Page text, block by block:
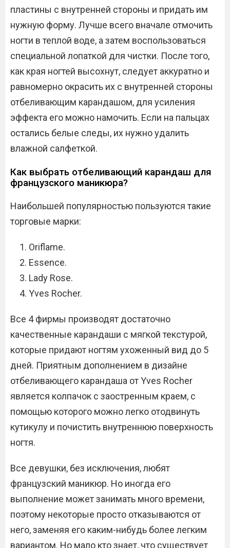
пластины с внутренней стороны и придать им
нужную форму. Лучше всего вначале отмочить
ногти в теплой воде, а затем воспользоваться
специальной лопаткой для чистки. После того,
как края ногтей высохнут, следует аккуратно и
равномерно окрасить их с внутренней стороны
отбеливающим карандашом, для усиления
эффекта его можно намочить. Если на пальцах
остались белые следы, их нужно удалить
влажной салфеткой.
Как выбрать отбеливающий карандаш для
французского маникюра?
Наибольшей популярностью пользуются такие
торговые марки:
Oriflame.
Essence.
Lady Rose.
Yves Rocher.
Все 4 фирмы производят достаточно
качественные карандаши с мягкой текстурой,
которые придают ногтям ухоженный вид до 5
дней. Приятным дополнением в дизайне
отбеливающего карандаша от Yves Rocher
является колпачок с заостренным краем, с
помощью которого можно легко отодвинуть
кутикулу и почистить внутреннюю поверхность
ногтя.
Все девушки, без исключения, любят
французский маникюр. Но иногда его
выполнение может занимать много времени,
поэтому некоторые просто отказываются от
него, заменяя его каким-нибудь более легким
вариантом. Но мало кто знает, что существует